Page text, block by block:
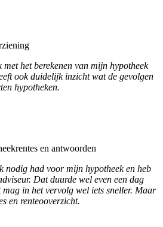
het berekenen van mijn hypotheek
ook duidelijk inzicht wat de gevolgen
hypotheken.
en antwoorden
nodig had voor mijn hypotheek en heb
Dat duurde wel even een dag
in het vervolg wel iets sneller. Maar
en renteooverzicht.